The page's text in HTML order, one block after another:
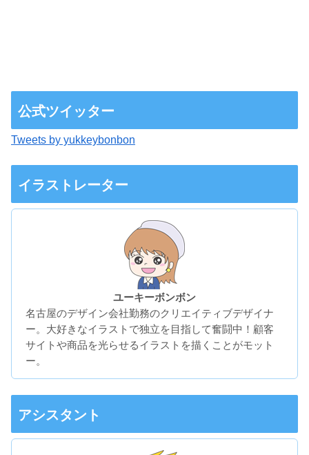
公式ツイッター
Tweets by yukkeybonbon
イラストレーター
ユーキーボンボン
名古屋のデザイン会社勤務のクリエイティブデザイナ
ー。大好きなイラストで独立を目指して奮闘中！顧客
サイトや商品を光らせるイラストを描くことがモット
ー。
アシスタント